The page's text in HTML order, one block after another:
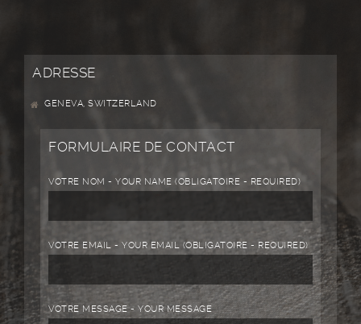
ADRESSE
GENEVA, SWITZERLAND
FORMULAIRE DE CONTACT
VOTRE NOM - YOUR NAME (OBLIGATOIRE - REQUIRED)
VOTRE EMAIL - YOUR EMAIL (OBLIGATOIRE - REQUIRED)
VOTRE MESSAGE - YOUR MESSAGE